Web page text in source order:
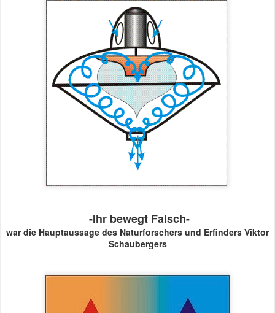
-Ihr bewegt Falsch-
war die Hauptaussage des Naturforschers und Erfinders Viktor
Schaubergers